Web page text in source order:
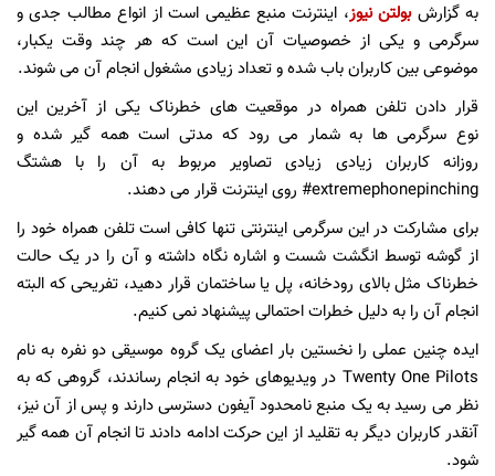
به گزارشبولتن نیوز، اینترنت منبع عظیمی است از انواع مطالب جدی و
سرگرمی و یکی از خصوصیات آن این است که هر چند وقت یکبار،
موضوعی بین کاربران باب شده و تعداد زیادی مشغول انجام آن می شوند.
قرار دادن تلفن همراه در موقعیت های خطرناک یکی از آخرین این
نوع سرگرمی ها به شمار می رود که مدتی است همه گیر شده و
روزانه کاربران زیادی زیادی تصاویر مربوط به آن را با هشتگ
extremephonepinching# روی اینترنت قرار می دهند.
برای مشارکت در این سرگرمی اینترنتی تنها کافی است تلفن همراه خود را
از گوشه توسط انگشت شست و اشاره نگاه داشته و آن را در یک حالت
خطرناک مثل بالای رودخانه، پل یا ساختمان قرار دهید، تفریحی که البته
انجام آن را به دلیل خطرات احتمالی پیشنهاد نمی کنیم.
ایده چنین عملی را نخستین بار اعضای یک گروه موسیقی دو نفره به نام
Twenty One Pilots در ویدیوهای خود به انجام رساندند، گروهی که به
نظر می رسید به یک منبع نامحدود آیفون دسترسی دارند و پس از آن نیز،
آنقدر کاربران دیگر به تقلید از این حرکت ادامه دادند تا انجام آن همه گیر
شود.